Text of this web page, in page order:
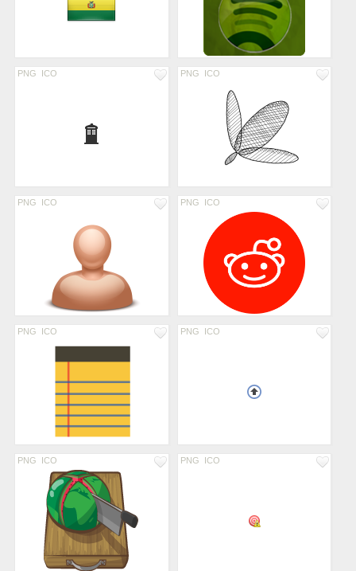
PNG ICO PNG ICO
PNG ICO PNG ICO
PNG ICO PNG ICO
PNG ICO PNG ICO